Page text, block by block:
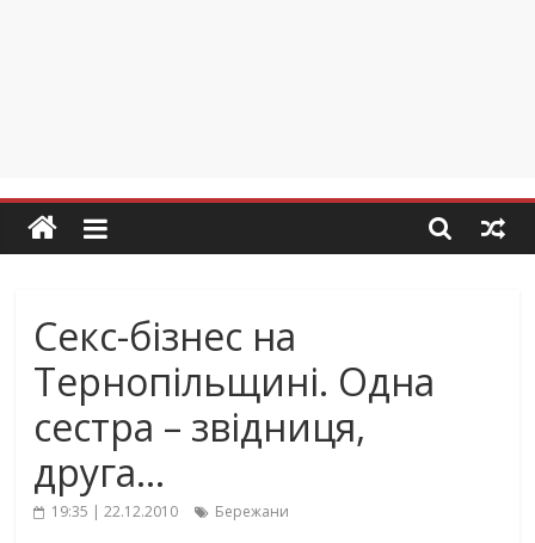
Секс-бізнес на
Тернопільщині. Одна
сестра – звідниця,
друга…
19:35 | 22.12.2010 Бережани